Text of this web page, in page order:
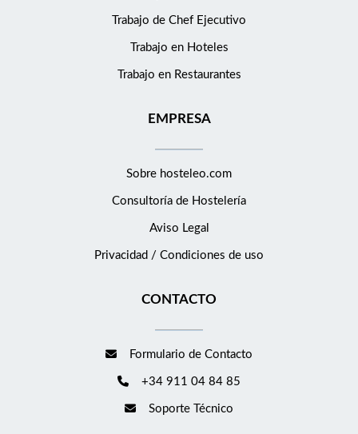
Trabajo de Chef Ejecutivo
Trabajo en Hoteles
Trabajo en Restaurantes
EMPRESA
Sobre hosteleo.com
Consultoría de Hostelería
Aviso Legal
Privacidad / Condiciones de uso
CONTACTO
Formulario de Contacto
+34 911 04 84 85
Soporte Técnico